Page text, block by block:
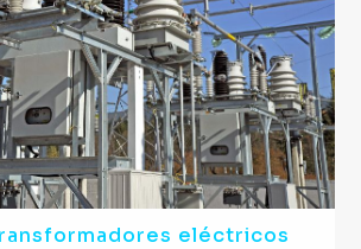
eléctricos